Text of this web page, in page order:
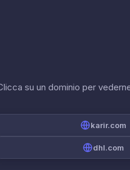
su un dominio per
karir.com
dhl.com